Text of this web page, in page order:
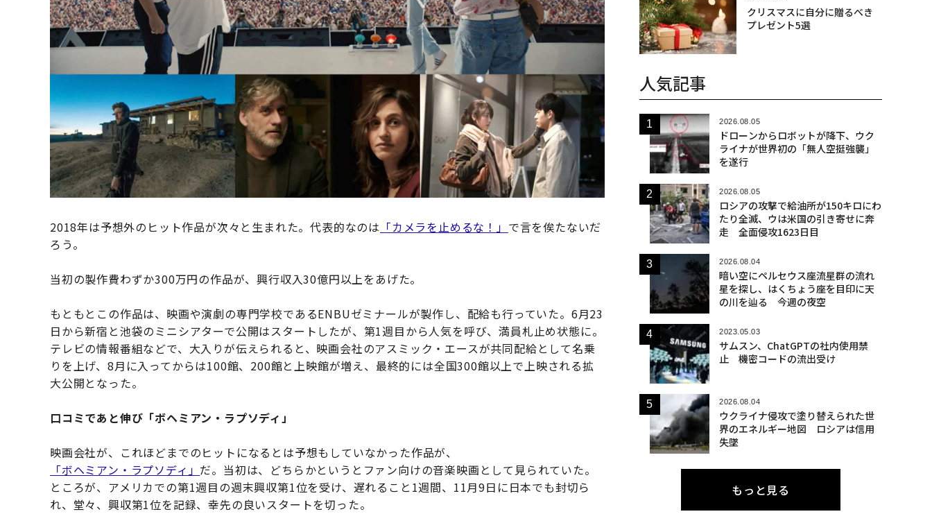
2018年は予想外のヒット作品が次々と生まれた。代表的なのは 「カメラを止めるな！」 で言を俟たないだ
ろう。
当初の製作費わずか300万円の作品が、興行収入30億円以上をあげた。
もともとこの作品は、映画や演劇の専門学校であるENBUゼミナールが製作し、配給も行っていた。6月23
日から新宿と池袋のミニシアターで公開はスタートしたが、第1週目から人気を呼び、満員札止め状態に。
テレビの情報番組などで、大入りが伝えられると、映画会社のアスミック・エースが共同配給として名乗
りを上げ、8月に入ってからは100館、200館と上映館が増え、最終的には全国300館以上で上映される拡
大公開となった。
口コミであと伸び「ボヘミアン・ラプソディ」
映画会社が、これほどまでのヒットになるとは予想もしていなかった作品が、
「ボヘミアン・ラプソディ」 だ。当初は、どちらかというとファン向けの音楽映画として見られていた。
ところが、アメリカでの第1週目の週末興収第1位を受け、遅れること1週間、11月9日に日本でも封切ら
れ、堂々、興収第1位を記録、幸先の良いスタートを切った。
クリスマスに自分に贈るべき
プレゼント5選
人気記事
2026.08.05
ドローンからロボットが降下、ウク
ライナが世界初の「無人空挺強襲」
を遂行
2026.08.05
ロシアの攻撃で給油所が150キロにわ
たり全滅、ウは米国の引き寄せに奔
走 全面侵攻1623日目
2026.08.04
暗い空にペルセウス座流星群の流れ
星を探し、はくちょう座を目印に天
の川を辿る 今週の夜空
2023.05.03
サムスン、ChatGPTの社内使用禁
止 機密コードの流出受け
2026.08.04
ウクライナ侵攻で塗り替えられた世
界のエネルギー地図 ロシアは信用
失墜
もっと見る